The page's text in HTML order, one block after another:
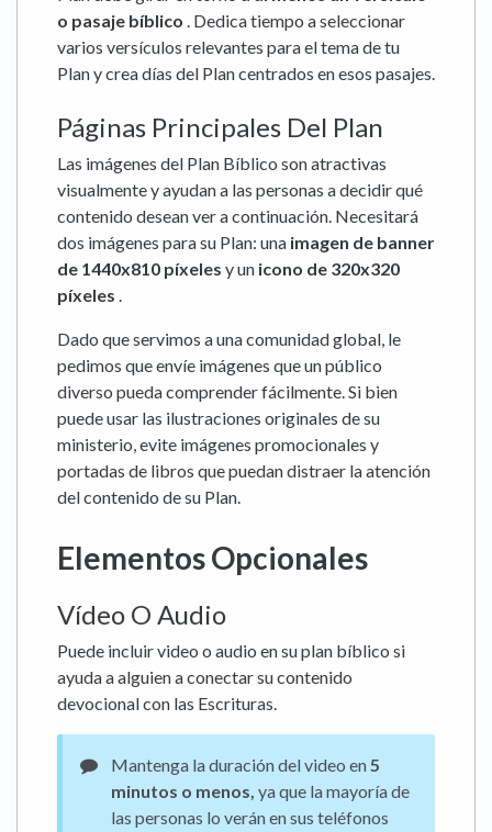
o pasaje bíblico . Dedica tiempo a seleccionar
varios versículos relevantes para el tema de tu
Plan y crea días del Plan centrados en esos pasajes.
Páginas Principales Del Plan
Las imágenes del Plan Bíblico son atractivas
visualmente y ayudan a las personas a decidir qué
contenido desean ver a continuación. Necesitará
dos imágenes para su Plan: una imagen de banner
de 1440x810 píxeles y un icono de 320x320
píxeles .
Dado que servimos a una comunidad global, le
pedimos que envíe imágenes que un público
diverso pueda comprender fácilmente. Si bien
puede usar las ilustraciones originales de su
ministerio, evite imágenes promocionales y
portadas de libros que puedan distraer la atención
del contenido de su Plan.
Elementos Opcionales
Vídeo O Audio
Puede incluir video o audio en su plan bíblico si
ayuda a alguien a conectar su contenido
devocional con las Escrituras.
Mantenga la duración del video en5
minutos o menos, ya que la mayoría de
las personas lo verán en sus teléfonos